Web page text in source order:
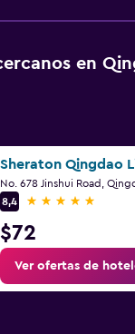
en
No. 678 Jinshui Road,
8,4
5 estrellas
$72
Ver ofertas de